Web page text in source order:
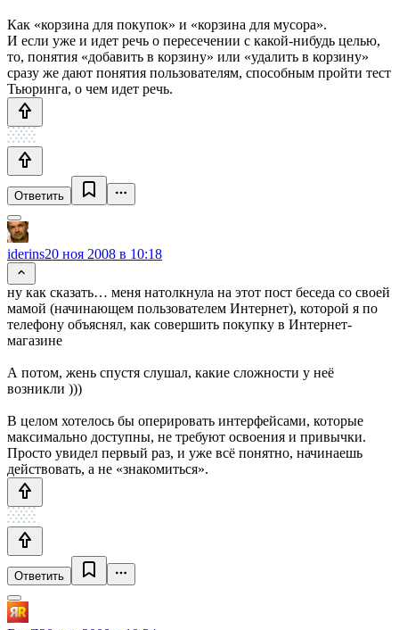
Как «корзина для покупок» и «корзина для мусора».
И если уже и идет речь о пересечении с какой-нибудь целью,
то, понятия «добавить в корзину» или «удалить в корзину»
сразу же дают понятия пользователям, способным пройти тест
Тьюринга, о чем идет речь.
Ответить
iderins20 ноя 2008 в 10:18
ну как сказать… меня натолкнула на этот пост беседа со своей
мамой (начинающем пользователем Интернет), которой я по
телефону объяснял, как совершить покупку в Интернет-
магазине
А потом, жень спустя слушал, какие сложности у неё
возникли )))
В целом хотелось бы оперировать интерфейсами, которые
максимально доступны, не требуют освоения и привычки.
Просто увидел первый раз, и уже всё понятно, начинаешь
действовать, а не «знакомиться».
Ответить